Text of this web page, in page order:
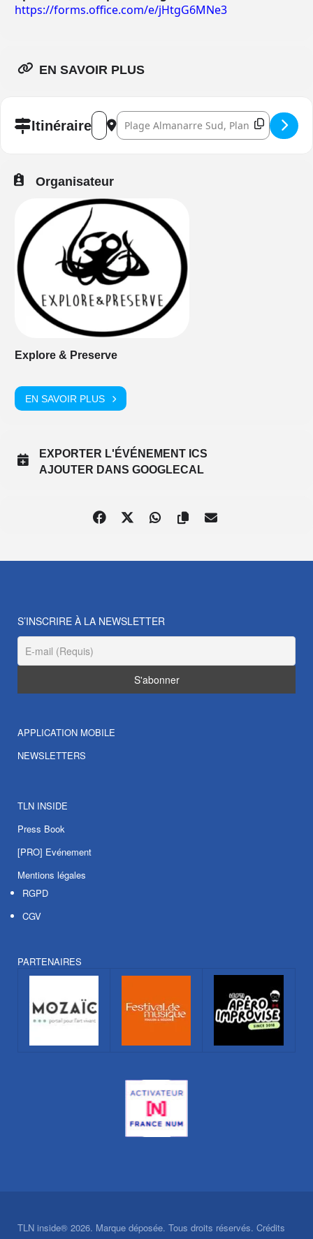
https://forms.office.com/e/jHtgG6MNe3
EN SAVOIR PLUS
ItinéraireAddress - Collecte de déchets []
Destination Address - Collecte de
Organisateur
Explore & Preserve
EN SAVOIR PLUS
EXPORTER L'ÉVÉNEMENT ICS
AJOUTER DANS GOOGLECAL
S’INSCRIRE À LA NEWSLETTER
APPLICATION MOBILE
NEWSLETTERS
TLN INSIDE
Press Book
[PRO] Evénement
Mentions légales
RGPD
CGV
PARTENAIRES
TLN inside® 2026. Marque déposée. Tous droits réservés. Crédits